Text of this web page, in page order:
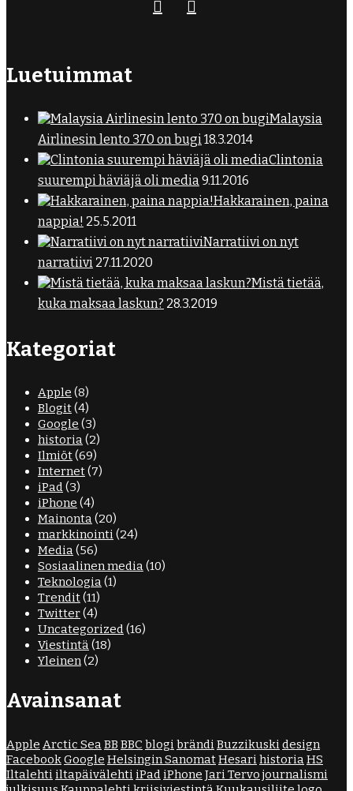
Luetuimmat
Malaysia
Airlinesin lento 370 on bugi18.3.2014
Clintonia
suurempi häviäjä oli media9.11.2016
Hakkarainen, paina
nappia! 25.5.2011
Narratiivi on nyt
narratiivi 27.11.2020
Mistä tietää,
kuka maksaa laskun? 28.3.2019
Kategoriat
Apple (8)
Blogit(4)
Google (3)
historia(2)
Ilmiöt(69)
Internet(7)
iPad(3)
iPhone (4)
Mainonta(20)
markkinointi(24)
Media(56)
Sosiaalinen media(10)
Teknologia(1)
Trendit(11)
Twitter(4)
Uncategorized(16)
Viestintä(18)
Yleinen(2)
Avainsanat
Apple Arctic SeaBB BBC blogibrändiBuzzikuskidesign
FacebookGoogle Helsingin SanomatHesarihistoriaHS
Iltalehti iltapäivälehti iPad iPhone Jari Tervo journalismi